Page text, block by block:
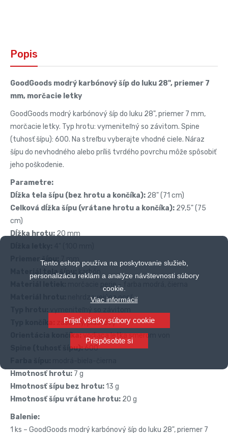
Tento eshop používa na poskytovanie služieb,
personalizáciu reklám a analýze návštevnosti súbory
cookie.
Viac informácií
Prijať všetky súbory cookie
Prispôsobte si
Popis
GoodGoods modrý karbónový šíp do luku 28", priemer 7
mm, morčacie letky
GoodGoods modrý karbónový šíp do luku 28", priemer 7 mm,
morčacie letky. Typ hrotu: vymeniteľný so závitom. Spine
(tuhosť šípu): 600. Na streľbu vyberajte vhodné ciele. Náraz
šípu do nevhodného alebo príliš tvrdého povrchu môže spôsobiť
jeho poškodenie.
Parametre:
Dĺžka tela šípu (bez hrotu a končíka): 28" (71 cm)
Celková dĺžka šípu (vrátane hrotu a končíka): 29,5" (75
cm)
Dĺžka hrotu: 20 mm
Priemer šípu:
7 mm
Materiál tela šípu:
karbón
morčacie perie - farba modrá, čierna
nehrdzavejúca oceľ
zásuvný, plastový
Orientácia končíka:vodiaca letka smerom von
Spine (tuhosť šípu):600
Hmotnosť hrotu: 7 g
Hmotnosť šípu bez hrotu:13 g
Hmotnosť šípu vrátane hrotu: 20 g
Balenie:
1 ks – GoodGoods modrý karbónový šíp do luku 28", priemer 7